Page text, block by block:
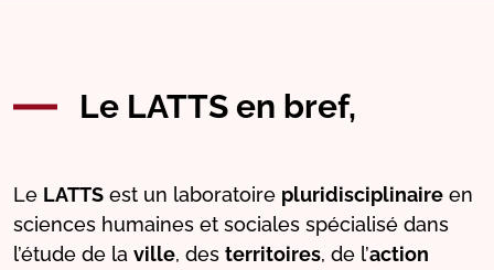
Le LATTS en bref,
Le LATTS est un laboratoire pluridisciplinaire en
sciences humaines et sociales spécialisé dans
l’étude de la ville, des territoires, de l’action